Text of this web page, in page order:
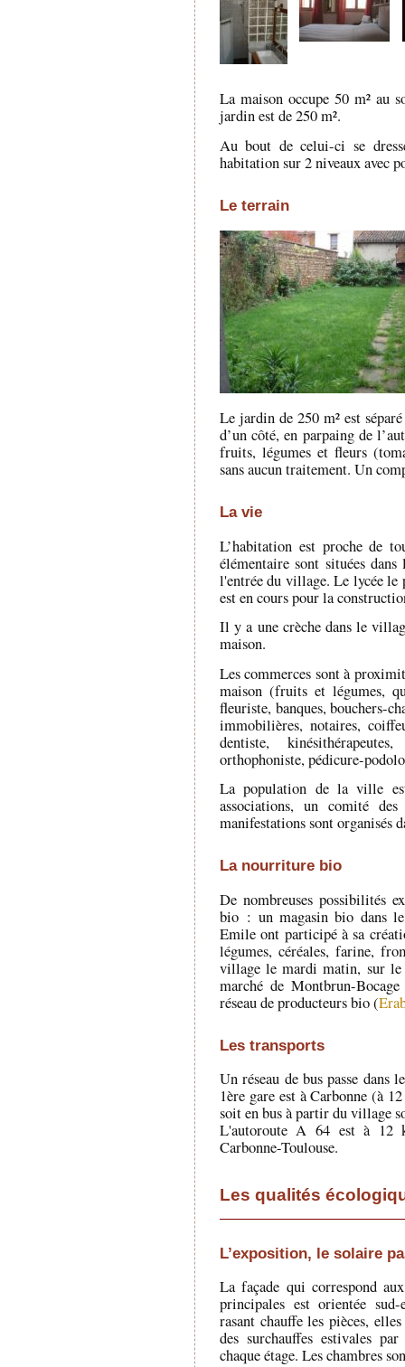
La maison occupe 50 m² au
jardin est de 250 m².
Au bout de celui-ci se
habitation sur 2 niveaux avec
Le terrain
Le jardin de 250 m² est
d’un côté, en parpaing de
fruits, légumes et fleurs
sans aucun traitement. Un
La vie
L’habitation est proche de
élémentaire sont situées
l'entrée du village. Le lycée
est en cours pour la
Il y a une crèche dans le
maison.
Les commerces sont à
maison (fruits et légumes,
fleuriste, banques, bouchers-
immobilières, notaires,
dentiste,
orthophoniste, pédicure-
La population de la ville
associations, un comité
manifestations sont organisés
La nourriture bio
De nombreuses possibilités
bio : un magasin bio dans
Emile ont participé à sa
légumes, céréales, farine,
village le mardi matin, sur le
marché de Montbrun-
réseau de producteurs bio (
Les transports
Un réseau de bus passe dans
1ère gare est à Carbonne (à
soit en bus à partir du village
L'autoroute A 64 est à 12
Carbonne-Toulouse.
Les qualités
L’exposition, le solaire
La façade qui correspond
principales est orientée
rasant chauffe les pièces,
des surchauffes estivales
chaque étage. Les chambres